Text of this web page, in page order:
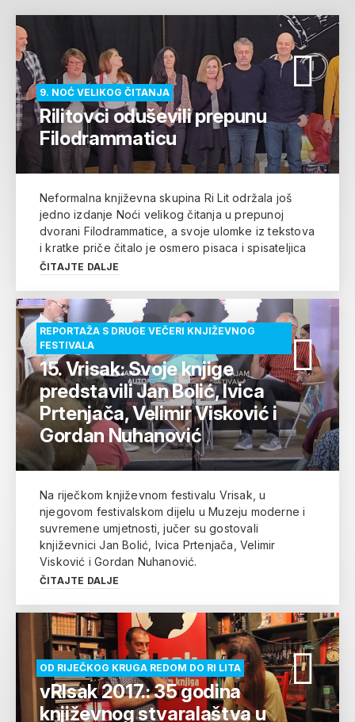
9. NOĆ VELIKOG ČITANJA
Rilitovci oduševili prepunu
Filodrammaticu
Neformalna književna skupina Ri Lit održala još
jedno izdanje Noći velikog čitanja u prepunoj
dvorani Filodrammatice, a svoje ulomke iz tekstova
i kratke priče čitalo je osmero pisaca i spisateljica
ČITAJTE DALJE
REPORTAŽA S DRUGE VEČERI KNJIŽEVNOG
FESTIVALA
15. Vrisak: Svoje knjige
predstavili Jan Bolić, Ivica
Prtenjača, Velimir Visković i
Gordan Nuhanović
Na riječkom književnom festivalu Vrisak, u
njegovom festivalskom dijelu u Muzeju moderne i
suvremene umjetnosti, jučer su gostovali
književnici Jan Bolić, Ivica Prtenjača, Velimir
Visković i Gordan Nuhanović.
ČITAJTE DALJE
OD RIJEČKOG KRUGA REDOM DO RI LITA
vRIsak 2017.: 35 godina
književnog stvaralaštva u